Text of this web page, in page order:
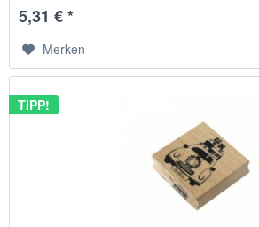
5,31 € *
Merken
TIPP!